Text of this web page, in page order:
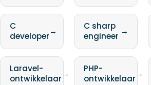
C
developer→
C sharp
engineer →
Laravel-
ontwikkelaar→
PHP-
ontwikkelaar→